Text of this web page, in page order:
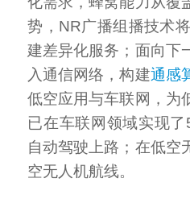
势，NR广播组播技术
建差异化服务；面向下
入通信网络，构建通感
低空应用与车联网，为
已在车联网领域实现
自动驾驶上路；在低空
空无人机航线。